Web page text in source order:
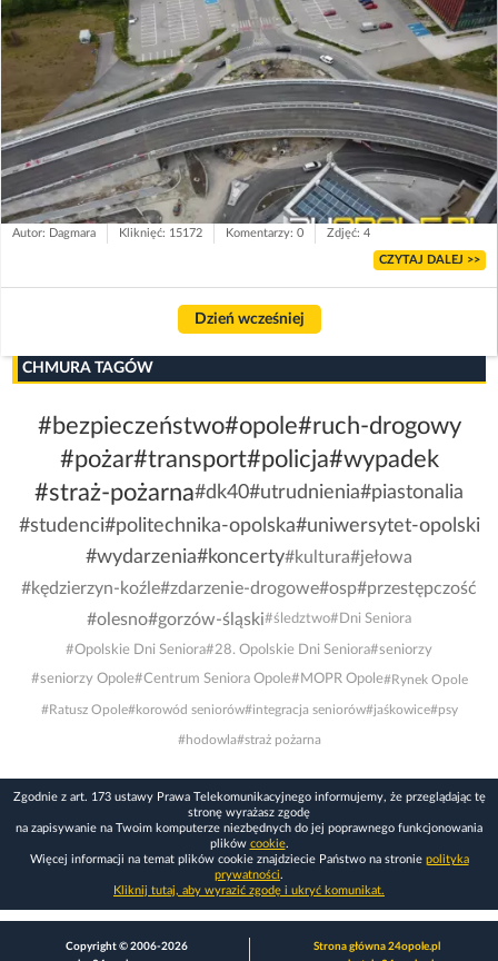
Autor: Dagmara Kliknięć: 15172 Komentarzy: 0 Zdjęć: 4
CZYTAJ DALEJ >>
Dzień wcześniej
CHMURA TAGÓW
#bezpieczeństwo#opole#ruch-drogowy
#pożar#transport#policja#wypadek
#straż-pożarna#dk40#utrudnienia#piastonalia
#studenci#politechnika-opolska#uniwersytet-opolski
#wydarzenia#koncerty#kultura#jełowa
#kędzierzyn-koźle#zdarzenie-drogowe#osp#przestępczość
#olesno#gorzów-śląski#śledztwo#Dni Seniora
#Opolskie Dni Seniora#28. Opolskie Dni Seniora#seniorzy
#seniorzy Opole#Centrum Seniora Opole#MOPR Opole#Rynek Opole
#Ratusz Opole#korowód seniorów#integracja seniorów#jaśkowice#psy
#hodowla#straż pożarna
Zgodnie z art. 173 ustawy Prawa Telekomunikacyjnego informujemy, że przeglądając tę
stronę wyrażasz zgodę
na zapisywanie na Twoim komputerze niezbędnych do jej poprawnego funkcjonowania
plików cookie.
Więcej informacji na temat plików cookie znajdziecie Państwo na stronie polityka
prywatności.
Kliknij tutaj, aby wyrazić zgodę i ukryć komunikat.
Copyright © 2006-2026
Strona główna 24opole.pl